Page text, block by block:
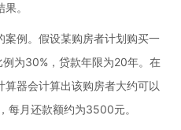
。
例。假设某购房者计划购买一
为30%，贷款年限为20年。在
器会计算出该购房者大约可以
每月还款额约为3500元。